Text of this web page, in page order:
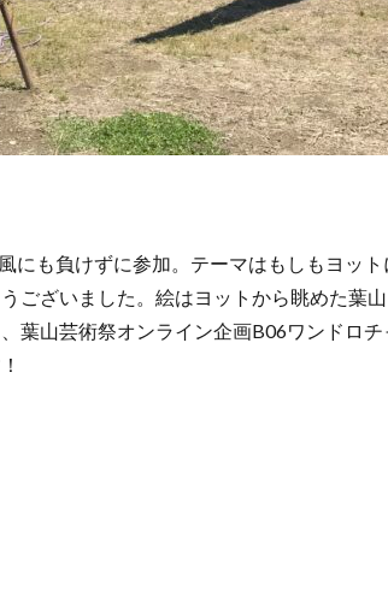
にも負けずに参加。テーマはもしもヨッ
ございました。絵はヨットから眺めた葉
葉山芸術祭オンライン企画B06ワンドロ